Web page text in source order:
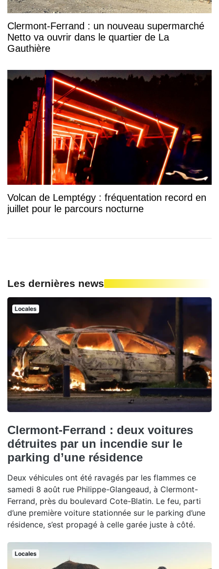
Clermont-Ferrand : un nouveau supermarché
Netto va ouvrir dans le quartier de La
Gauthière
Volcan de Lemptégy : fréquentation record en
juillet pour le parcours nocturne
Les dernières news
Locales
Clermont-Ferrand : deux voitures
détruites par un incendie sur le
parking d’une résidence
Deux véhicules ont été ravagés par les flammes ce
samedi 8 août rue Philippe-Glangeaud, à Clermont-
Ferrand, près du boulevard Cote-Blatin. Le feu, parti
d’une première voiture stationnée sur le parking d’une
résidence, s’est propagé à celle garée juste à côté.
Locales